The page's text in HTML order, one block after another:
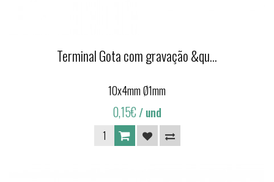
Terminal Gota com gravação &qu...
10x4mm Ø1mm
0,15€/ und